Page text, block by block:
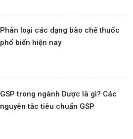
Phân loại các dạng bào chế thuốc
phổ biến hiện nay
GSP trong ngành Dược là gì? Các
nguyên tắc tiêu chuẩn GSP